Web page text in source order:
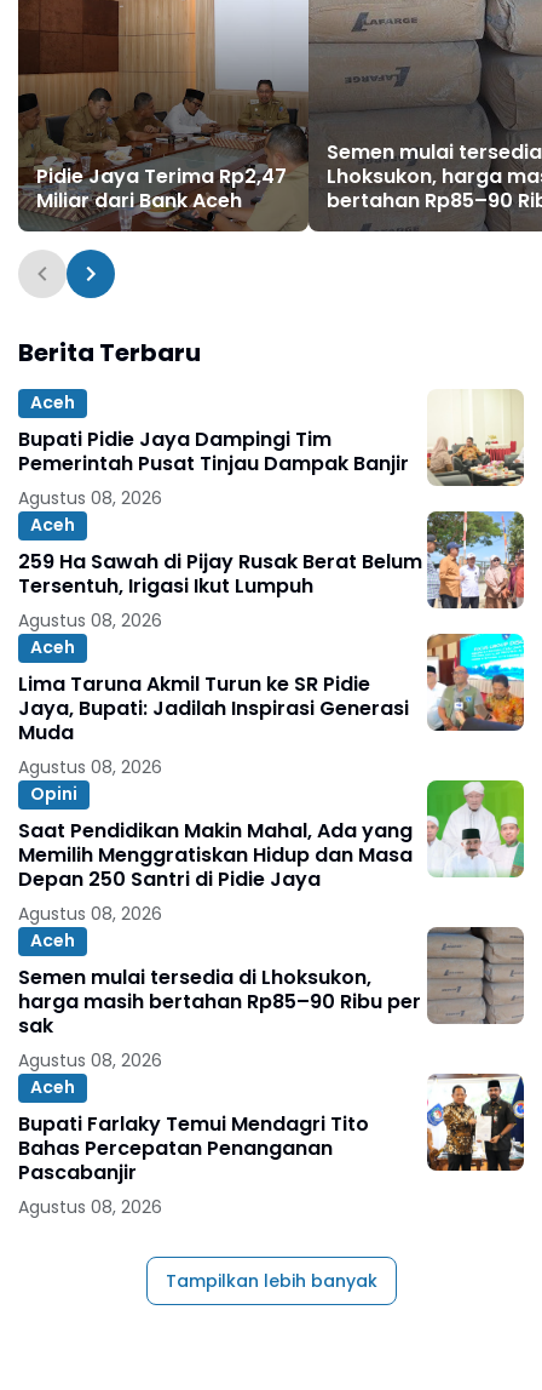
Pidie Jaya Terima Rp2,47
Miliar dari Bank Aceh
Semen mulai
Lhoksukon, harga
bertahan Rp85–90
per sak
Berita Terbaru
Aceh
Bupati Pidie Jaya Dampingi Tim
Pemerintah Pusat Tinjau Dampak Banjir
Agustus 08, 2026
Aceh
259 Ha Sawah di Pijay Rusak Berat Belum
Tersentuh, Irigasi Ikut Lumpuh
Agustus 08, 2026
Aceh
Lima Taruna Akmil Turun ke SR Pidie
Jaya, Bupati: Jadilah Inspirasi Generasi
Muda
Agustus 08, 2026
Opini
Saat Pendidikan Makin Mahal, Ada yang
Memilih Menggratiskan Hidup dan Masa
Depan 250 Santri di Pidie Jaya
Agustus 08, 2026
Aceh
Semen mulai tersedia di Lhoksukon,
harga masih bertahan Rp85–90 Ribu per
sak
Agustus 08, 2026
Aceh
Bupati Farlaky Temui Mendagri Tito
Bahas Percepatan Penanganan
Pascabanjir
Agustus 08, 2026
Tampilkan lebih banyak